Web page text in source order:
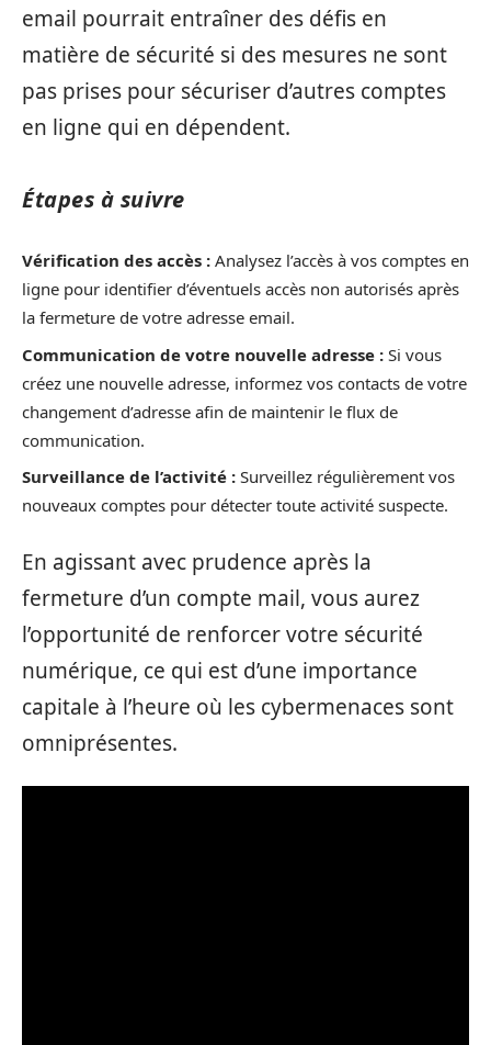
email pourrait entraîner des défis en
matière de sécurité si des mesures ne sont
pas prises pour sécuriser d’autres comptes
en ligne qui en dépendent.
Étapes à suivre
Vérification des accès : Analysez l’accès à vos comptes en
ligne pour identifier d’éventuels accès non autorisés après
la fermeture de votre adresse email.
Communication de votre nouvelle adresse : Si vous
créez une nouvelle adresse, informez vos contacts de votre
changement d’adresse afin de maintenir le flux de
communication.
Surveillance de l’activité : Surveillez régulièrement vos
nouveaux comptes pour détecter toute activité suspecte.
En agissant avec prudence après la
fermeture d’un compte mail, vous aurez
l’opportunité de renforcer votre sécurité
numérique, ce qui est d’une importance
capitale à l’heure où les cybermenaces sont
omniprésentes.